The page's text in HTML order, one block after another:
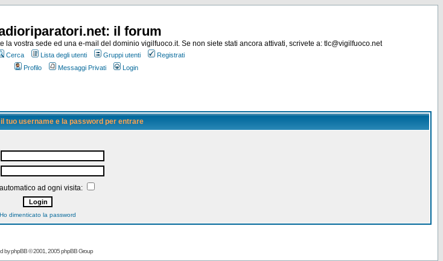
il forum
la vostra sede ed una e-mail del dominio vigilfuoco.it. Se non siete stati ancora attivati, scrivete a: tlc@vigilfuoco.net
Cerca Lista degli utenti Gruppi utenti
Registrati
Profilo
Messaggi Privati Login
tuo username e la password per entrare
ad ogni visita:
Ho dimenticato la password
byphpBB© 2001, 2005 phpBB Group